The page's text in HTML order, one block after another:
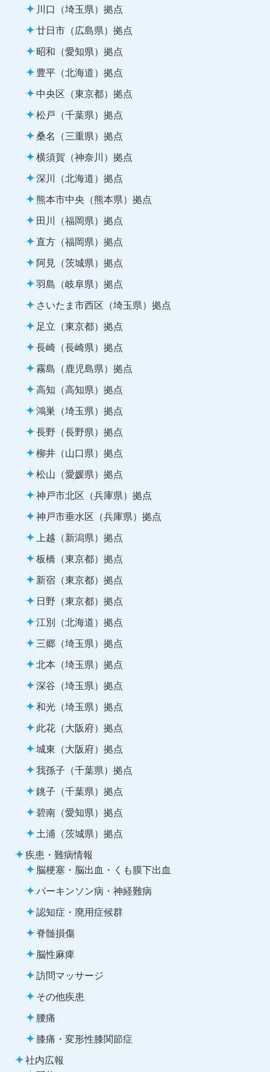
川口（埼玉県）拠点
廿日市（広島県）拠点
昭和（愛知県）拠点
豊平（北海道）拠点
中央区（東京都）拠点
松戸（千葉県）拠点
桑名（三重県）拠点
横須賀（神奈川）拠点
深川（北海道）拠点
熊本市中央（熊本県）拠点
田川（福岡県）拠点
直方（福岡県）拠点
阿見（茨城県）拠点
羽島（岐阜県）拠点
さいたま市西区（埼玉県）拠点
足立（東京都）拠点
長崎（長崎県）拠点
霧島（鹿児島県）拠点
高知（高知県）拠点
鴻巣（埼玉県）拠点
長野（長野県）拠点
柳井（山口県）拠点
松山（愛媛県）拠点
神戸市北区（兵庫県）拠点
神戸市垂水区（兵庫県）拠点
上越（新潟県）拠点
板橋（東京都）拠点
新宿（東京都）拠点
日野（東京都）拠点
江別（北海道）拠点
三郷（埼玉県）拠点
北本（埼玉県）拠点
深谷（埼玉県）拠点
和光（埼玉県）拠点
此花（大阪府）拠点
城東（大阪府）拠点
我孫子（千葉県）拠点
銚子（千葉県）拠点
碧南（愛知県）拠点
土浦（茨城県）拠点
疾患・難病情報
脳梗塞・脳出血・くも膜下出血
パーキンソン病・神経難病
認知症・廃用症候群
脊髄損傷
脳性麻痺
訪問マッサージ
その他疾患
腰痛
膝痛・変形性膝関節症
社内広報